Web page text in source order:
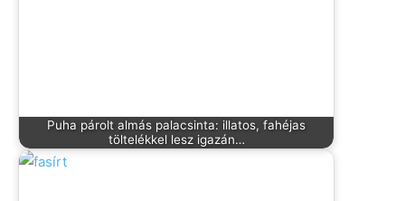
Puha párolt almás palacsinta: illatos, fahéjas
töltelékkel lesz igazán…